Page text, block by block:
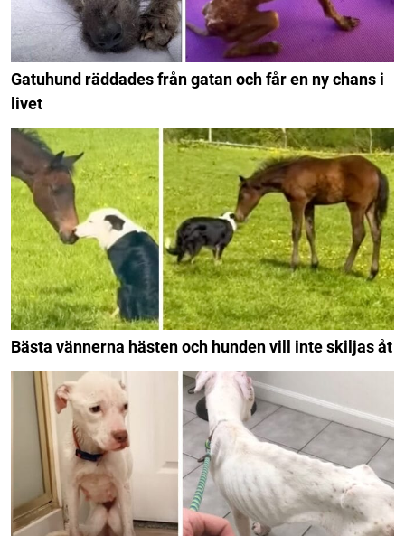
Gatuhund räddades från gatan och får en ny chans i
livet
Bästa vännerna hästen och hunden vill inte skiljas åt